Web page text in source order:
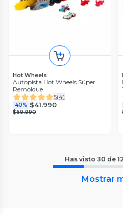
Hot Wheels
Autopista Hot Wheels Súper
Remolque
5(4)
40% $41.990
$69.990
Has visto 30 de
Mostrar